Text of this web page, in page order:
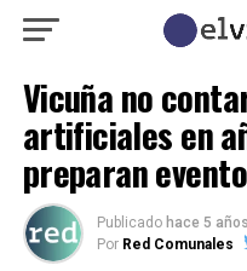
Vicuña no
artificiales en
preparan
Publicado hace 5 años
Por Red Comunales